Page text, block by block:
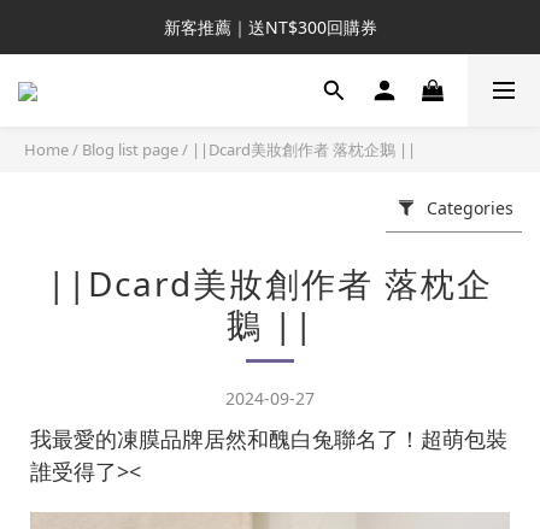
新客推薦｜送NT$300回購券
新客推薦｜送NT$300回購券
升VIP首推｜買4送6起
Home/ Blog list page/ ||Dcard美妝創作者 落枕企鵝 ||
Categories
||Dcard美妝創作者 落枕企
鵝 ||
2024-09-27
我最愛的凍膜品牌居然和醜白兔聯名了！超萌包裝
誰受得了><